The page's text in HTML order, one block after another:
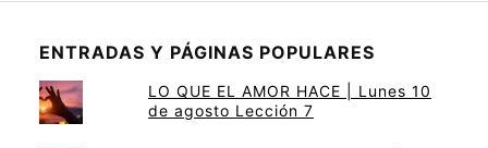
ENTRADAS Y PÁGINAS POPULARES
LO QUE EL AMOR HACE | Lunes 10
de agosto Lección 7